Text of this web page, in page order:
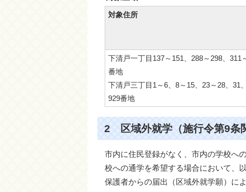
対象住所
下清戸一丁目137～151、288～298、311
番地
下清戸三丁目1～6、8～15、23～28、31
929番地
2 区域外就学（施行令第9条
市内に住民登録がなく、市内の学校へ
校への通学を希望する場合において、
保護者からの届出（区域外就学願）に